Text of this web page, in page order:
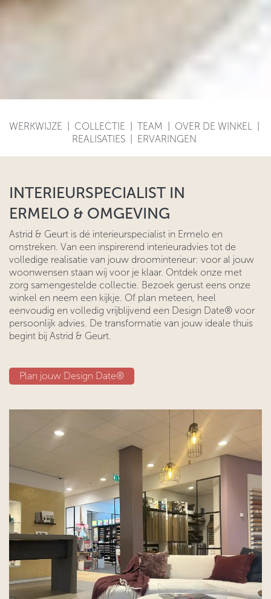
WERKWIJZE COLLECTIE TEAM OVER DE WINKEL
REALISATIES
ERVARINGEN
INTERIEURSPECIALIST IN
ERMELO & OMGEVING
Astrid & Geurt is dé interieurspecialist in Ermelo en
omstreken. Van een inspirerend interieuradvies tot de
volledige realisatie van jouw droominterieur: voor al jouw
woonwensen staan wij voor je klaar. Ontdek onze met
zorg samengestelde collectie. Bezoek gerust eens onze
winkel en neem een kijkje. Of plan meteen, heel
eenvoudig en volledig vrijblijvend een Design Date® voor
persoonlijk advies. De transformatie van jouw ideale thuis
begint bij Astrid & Geurt.
Plan jouw D​​esign Date®